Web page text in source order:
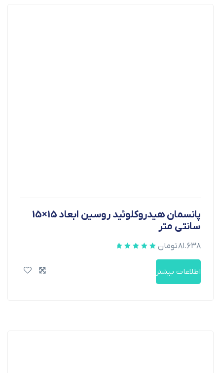
پانسمان هیدروکلوئید روسین ابعاد 15×15
سانتی متر
۸۱.۶۳۸تومان
اطلاعات بیشتر